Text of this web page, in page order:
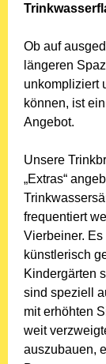
Ob auf
längeren
unkompliziert
können, ist
Angebot.
Unsere
„Extras“
frequentiert
Vierbeiner.
künstlerisch
Kindergärten
sind speziell
mit erhöhten
weit
auszubauen,